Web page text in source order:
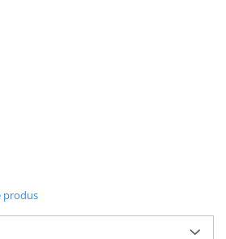
cm.
usoara discrepanta de culoare ar trebui
luminii si luminozitatii ecranului.
produs